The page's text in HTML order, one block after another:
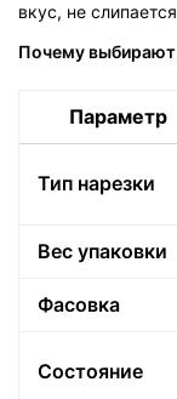
вкус, не
Почему
Параметр
Тип нарезки
Вес упаковки
Фасовка
Состояние